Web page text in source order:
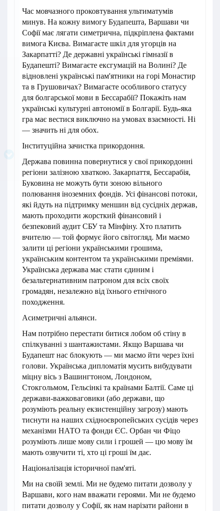
Час мовчазного проковтування ультиматумів
минув. На кожну вимогу Будапешта, Варшави чи
Софії має лягати симетрична, підкріплена фактами
вимога Києва. Вимагаєте шкіл для угорців на
Закарпатті? Де державні українські гімназії в
Будапешті? Вимагаєте ексгумацій на Волині? Де
відновлені українські пам'ятники на горі Монастир
та в Грушовичах? Вимагаєте особливого статусу
для болгарської мови в Бессарабії? Покажіть нам
українські культурні автономії в Болгарії. Будь-яка
гра має вестися виключно на умовах взаємності. Ні
— значить ні для обох.
Інституційна зачистка прикордоння.
Держава повинна повернутися у свої прикордонні
регіони залізною хваткою. Закарпаття, Бессарабія,
Буковина не можуть бути зоною вільного
полювання іноземних фондів. Усі фінансові потоки,
які йдуть на підтримку меншин від сусідніх держав,
мають проходити жорсткий фінансовий і
безпековий аудит СБУ та Мінфіну. Хто платить
вчителю — той формує його світогляд. Ми маємо
залити ці регіони українськими грошима,
українським контентом та українськими преміями.
Українська держава має стати єдиним і
безальтернативним патроном для всіх своїх
громадян, незалежно від їхнього етнічного
походження.
Асиметричні альянси.
Нам потрібно перестати битися лобом об стіну в
спілкуванні з шантажистами. Якщо Варшава чи
Будапешт нас блокують — ми маємо йти через їхні
голови. Українська дипломатія мусить вибудувати
міцну вісь з Вашингтоном, Лондоном,
Стокгольмом, Гельсінкі та країнами Балтії. Саме ці
держави-важковаговики (або держави, що
розуміють реальну екзистенційну загрозу) мають
тиснути на наших східноєвропейських сусідів через
механізми НАТО та фонди ЄС. Орбан чи Фіцо
розуміють лише мову сили і грошей — цю мову їм
мають озвучити ті, хто ці гроші їм дає.
Націоналізація історичної пам'яті.
Ми на своїй землі. Ми не будемо питати дозволу у
Варшави, кого нам вважати героями. Ми не будемо
питати дозволу у Софії, як нам нарізати райони в